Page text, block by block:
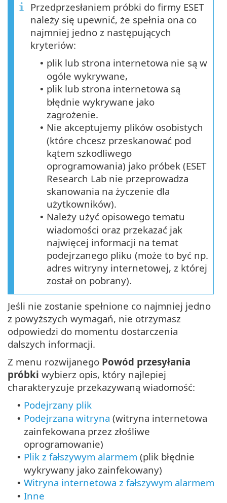
Przedprzesłaniem próbki do firmy ESET
należy się upewnić, że spełnia ona co
najmniej jedno z następujących
kryteriów:
• plik lub strona internetowa nie są w
ogóle wykrywane,
• plik lub strona internetowa są
błędnie wykrywane jako
zagrożenie.
• Nie akceptujemy plików osobistych
(które chcesz przeskanować pod
kątem szkodliwego
oprogramowania) jako próbek (ESET
Research Lab nie przeprowadza
skanowania na życzenie dla
użytkowników).
• Należy użyć opisowego tematu
wiadomości oraz przekazać jak
najwięcej informacji na temat
podejrzanego pliku (może to być np.
adres witryny internetowej, z której
został on pobrany).
Jeśli nie zostanie spełnione co najmniej jedno
z powyższych wymagań, nie otrzymasz
odpowiedzi do momentu dostarczenia
dalszych informacji.
Z menu rozwijanego Powód przesyłania
próbki wybierz opis, który najlepiej
charakteryzuje przekazywaną wiadomość:
• Podejrzany plik
• Podejrzana witryna (witryna internetowa
zainfekowana przez złośliwe
oprogramowanie)
• Plik z fałszywym alarmem (plik błędnie
wykrywany jako zainfekowany)
• Witryna internetowa z fałszywym alarmem
• Inne